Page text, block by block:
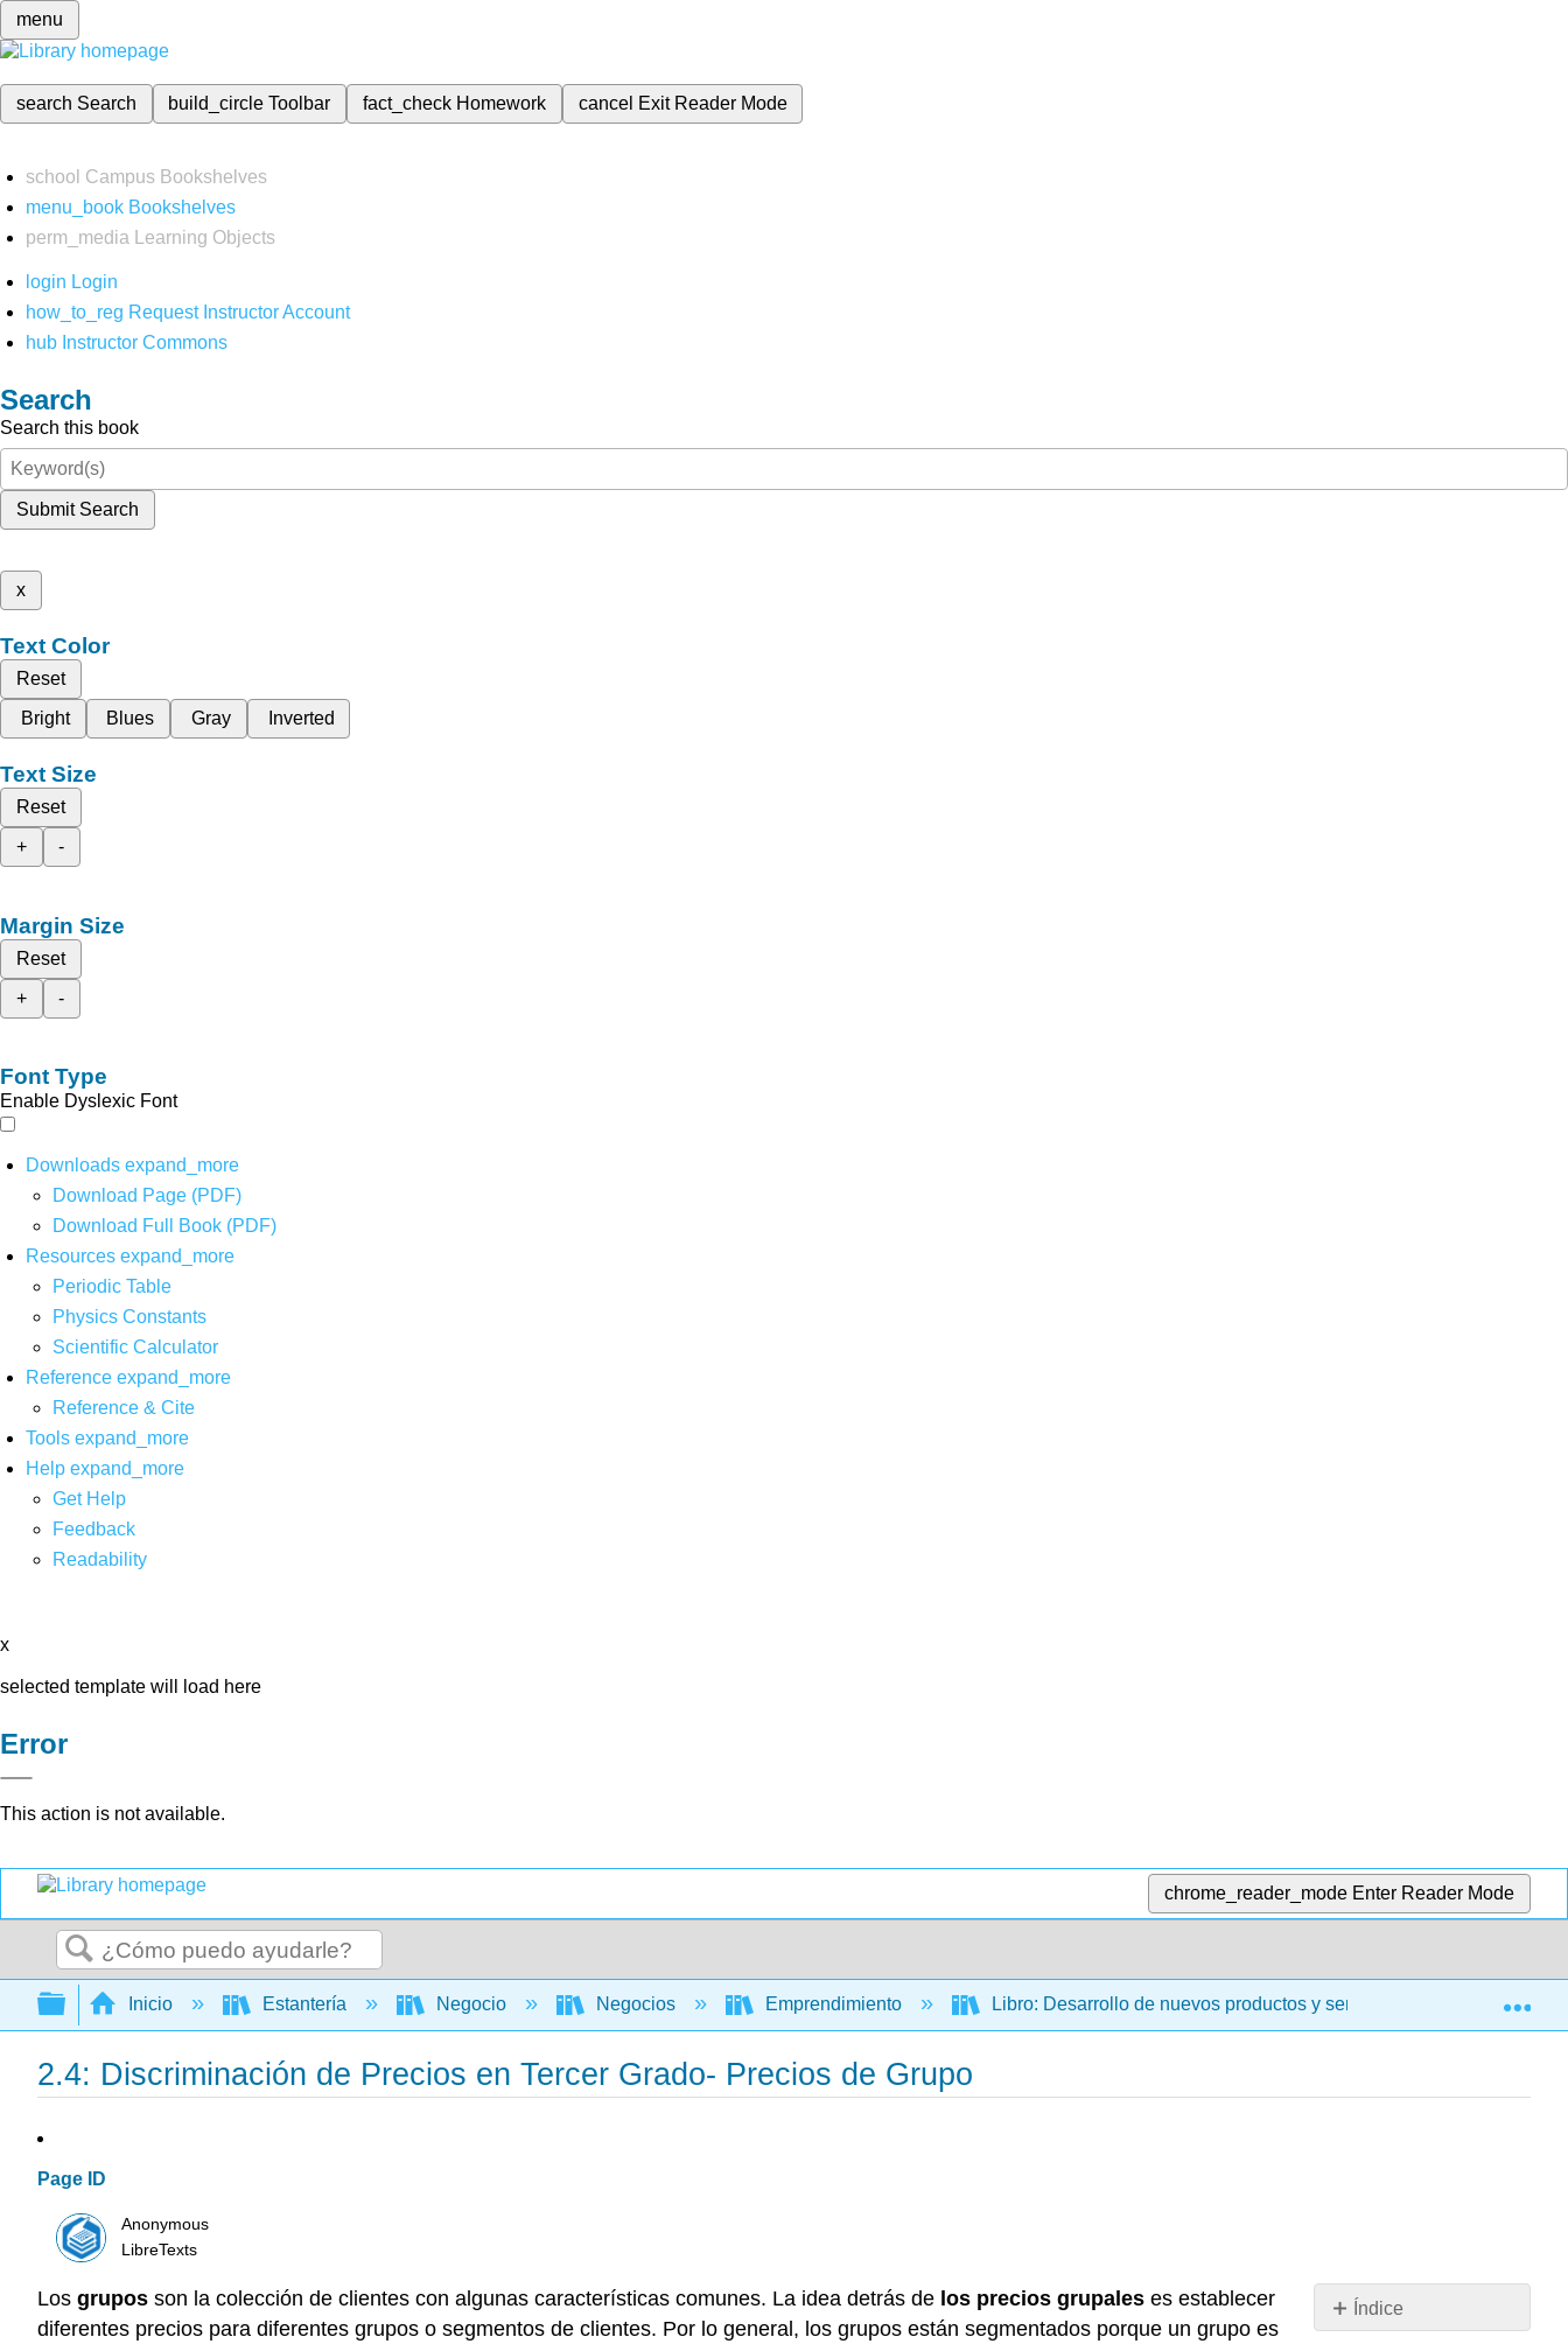
menu
search Search build_circleToolbar fact_check Homework cancel Exit Reader Mode
school Campus Bookshelves
menu_book Bookshelves
perm_media
Learning Objects
login Login
how_to_reg Request Instructor Account
hub Instructor Commons
Search
Search this book
Submit Search
x
Text Color
Reset
Bright
Blues Gray Inverted
Text Size
Reset
+
-
Margin Size
Reset
+
-
Font Type
Enable Dyslexic Font
Downloads expand_more
Download Page (PDF)
Download Full Book (PDF)
Resources expand_more
Periodic Table
Physics Constants
Scientific Calculator
Reference expand_more
Reference & Cite
Tools expand_more
Help expand_more
Get Help
Feedback
Readability
x
selected template will load here
Error
This action is not available.
chrome_reader_mode Enter Reader Mode
Buscar
Expandir/contraer jerarquía global
Inicio Estantería Negocio Negocios Emprendimiento Libro: Desarrollo de nuevos productos y servicios 2:
2.4: Discriminación de Precios en Tercer Grado- Precios de Grupo
Page ID
Anonymous
LibreTexts
Índice
Sin
Los grupos son la colección de clientes con algunas características comunes. La idea detrás de los precios grupales es establecer
diferentes precios para diferentes grupos o segmentos de clientes. Por lo general, los grupos están segmentados porque un grupo es